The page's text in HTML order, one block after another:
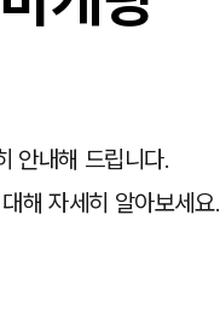
안내해 드립니다.
해 자세히 알아보세요.